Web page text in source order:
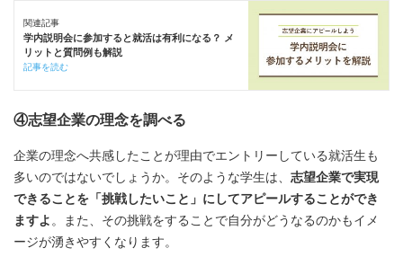
関連記事
学内説明会に参加すると就活は有利になる？ メ
リットと質問例も解説
記事を読む
④志望企業の理念を調べる
企業の理念へ共感したことが理由でエントリーしている就活生も
多いのではないでしょうか。そのような学生は、 志望企業で実現
できることを「挑戦したいこと」にしてアピールすることができ
ますよ。また、その挑戦をすることで自分がどうなるのかもイメ
ージが湧きやすくなります。